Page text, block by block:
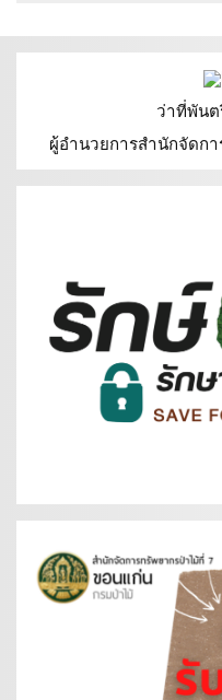
ว่าที่พัน
ผู้อำนวยการสำนักจัดก